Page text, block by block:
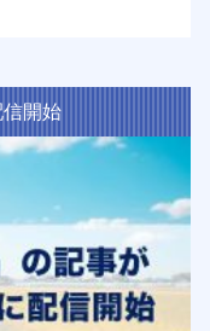
開始